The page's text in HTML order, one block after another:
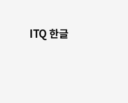
ITQ 한글